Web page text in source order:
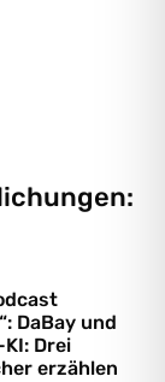
DaBay und
Drei
erzählen